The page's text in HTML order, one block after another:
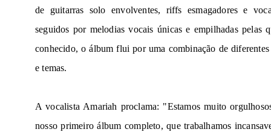
de guitarras solo envolventes, riffs esmagadores e
seguidos por melodias vocais únicas e empilhadas pelas
conhecido, o álbum flui por uma combinação de
e temas.
A vocalista Amariah proclama: "Estamos muito
nosso primeiro álbum completo, que trabalhamos